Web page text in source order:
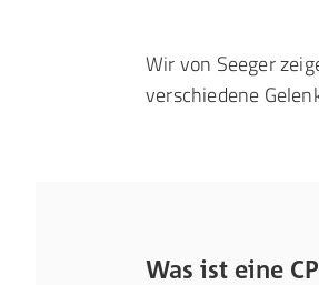
Wir von Seeger
verschiedene
Was ist eine